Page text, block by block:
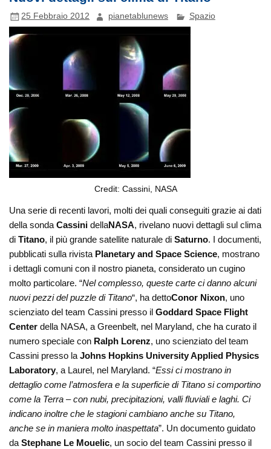
25 Febbraio 2012 pianetablunews Spazio
Credit: Cassini, NASA
Una serie di recenti lavori, molti dei quali conseguiti grazie ai dati
della sondaCassini dellaNASA, rivelano nuovi dettagli sul clima
diTitano, il più grande satellite naturale diSaturno. I documenti,
pubblicati sulla rivista Planetary and Space Science, mostrano
i dettagli comuni con il nostro pianeta, considerato un cugino
molto particolare. “Nel complesso, queste carte ci danno alcuni
nuovi pezzi del puzzle di Titano“, ha dettoConor Nixon, uno
scienziato del team Cassini presso ilGoddard Space Flight
Center della NASA, a Greenbelt, nel Maryland, che ha curato il
numero speciale con Ralph Lorenz, uno scienziato del team
Cassini presso laJohns Hopkins University Applied Physics
Laboratory, a Laurel, nel Maryland. “Essi ci mostrano in
dettaglio come l’atmosfera e la superficie di Titano si comportino
come la Terra – con nubi, precipitazioni, valli fluviali e laghi. Ci
indicano inoltre che le stagioni cambiano anche su Titano,
anche se in maniera molto inaspettata”. Un documento guidato
daStephane Le Mouelic, un socio del team Cassini presso il